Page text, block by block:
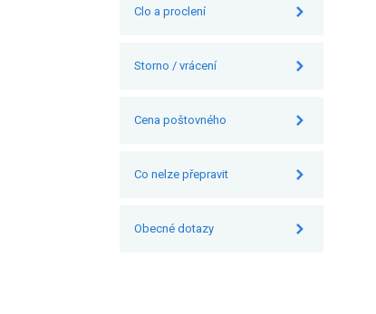
Clo a proclení
Storno / vrácení
Cena poštovného
Co nelze přepravit
Obecné dotazy